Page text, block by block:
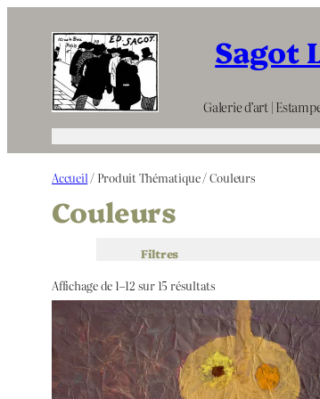
contenu
Sagot
Galerie d’art |
Accueil / Produit Thématique / Couleurs
Couleurs
Filtres
Affichage de 1–12 sur 15 résultats